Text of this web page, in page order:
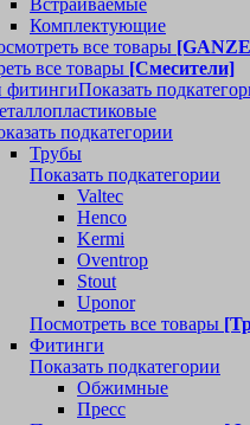
Встраиваемые
Комплектующие
все товары
все товары [Смесители]
фитингиПоказать
подкатегории
Трубы
Показать подкатегории
Valtec
Henco
Kermi
Oventrop
Stout
Uponor
Посмотреть все товары
Фитинги
Показать подкатегории
Обжимные
Пресс